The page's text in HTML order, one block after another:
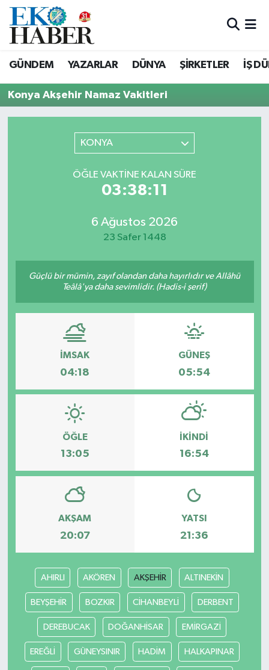
GÜNDEM YAZARLAR DÜNYA ŞİRKETLER İŞ
Konya Akşehir Namaz Vakitleri
KONYA
ÖĞLE VAKTINE KALAN SÜRE
03:38:11
6 Ağustos 2026
23 Safer 1448
Güçlü bir mümin, zayıf olandan daha hayırlıdır ve Allâhü
Teâlâ'ya daha sevimlidir. (Hadis-i şerif)
İMSAK
04:18
GÜNEŞ
05:54
ÖĞLE
13:05
İKINDI
16:54
AKŞAM
20:07
YATSI
21:36
AHIRLI AKÖREN AKŞEHİR ALTINEKİN
BEYŞEHİR BOZKIR CİHANBEYLİ DERBENT
DEREBUCAK DOĞANHİSAR EMİRGAZİ
EREĞLİ GÜNEYSINIR HADİM HALKAPINAR
Hava Durumu
Süper Lig Puan Durumu ve Fikstür
Tüm Manşetler
Son Dakika Haberleri